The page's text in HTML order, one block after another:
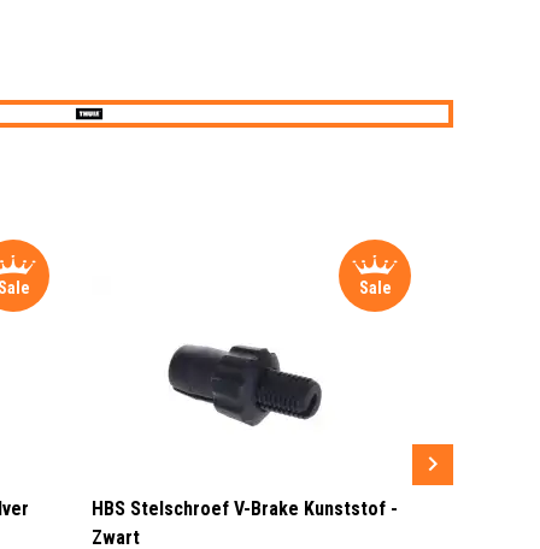
Sale
HBS Stelschroef V-Brake Kunststof -
Zwart